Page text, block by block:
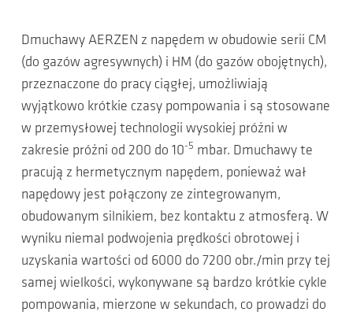
Dmuchawy AERZEN z napędem w obudowie serii CM
(do gazów agresywnych) i HM (do gazów obojętnych),
przeznaczone do pracy ciągłej, umożliwiają
wyjątkowo krótkie czasy pompowania i są stosowane
w przemysłowej technologii wysokiej próżni w
zakresie próżni od 200 do 10-5 mbar. Dmuchawy te
pracują z hermetycznym napędem, ponieważ wał
napędowy jest połączony ze zintegrowanym,
obudowanym silnikiem, bez kontaktu z atmosferą. W
wyniku niemal podwojenia prędkości obrotowej i
uzyskania wartości od 6000 do 7200 obr./min przy tej
samej wielkości, wykonywane są bardzo krótkie cykle
pompowania, mierzone w sekundach, co prowadzi do